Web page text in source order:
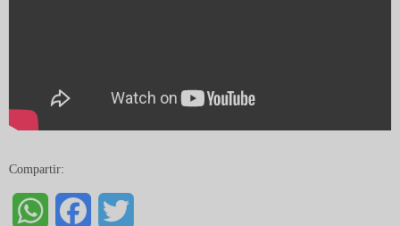
Compartir:
WhatsAppFacebook